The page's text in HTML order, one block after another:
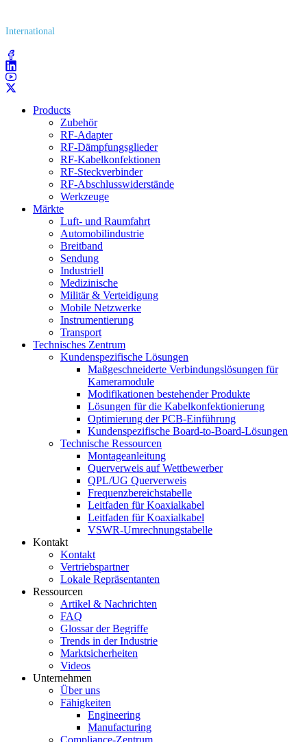
International
Products
Zubehör
RF-Adapter
RF-Dämpfungsglieder
RF-Kabelkonfektionen
RF-Steckverbinder
RF-Abschlusswiderstände
Werkzeuge
Märkte
Luft- und Raumfahrt
Automobilindustrie
Breitband
Sendung
Industriell
Medizinische
Militär & Verteidigung
Mobile Netzwerke
Instrumentierung
Transport
Technisches Zentrum
Kundenspezifische Lösungen
Maßgeschneiderte Verbindungslösungen für
Kameramodule
Modifikationen bestehender Produkte
Lösungen für die Kabelkonfektionierung
Optimierung der PCB-Einführung
Kundenspezifische Board-to-Board-Lösungen
Technische Ressourcen
Montageanleitung
Querverweis auf Wettbewerber
QPL/UG Querverweis
Frequenzbereichstabelle
Leitfaden für Koaxialkabel
Leitfaden für Koaxialkabel
VSWR-Umrechnungstabelle
Kontakt
Kontakt
Vertriebspartner
Lokale Repräsentanten
Ressourcen
Artikel & Nachrichten
FAQ
Glossar der Begriffe
Trends in der Industrie
Marktsicherheiten
Videos
Unternehmen
Über uns
Fähigkeiten
Engineering
Manufacturing
Compliance-Zentrum